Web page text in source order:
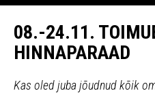
08.-24.11.
HINNAPARAAD
Kas oled juba jõudnud kõik